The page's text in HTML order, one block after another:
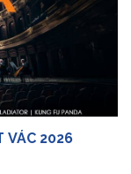
VÁC 2026